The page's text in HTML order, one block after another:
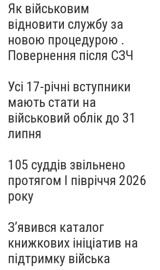
Як військовим
відновити службу за
новою процедурою .
Повернення після СЗЧ
Усі 17-річні вступники
мають стати на
військовий облік до 31
липня
105 суддів звільнено
протягом I півріччя 2026
року
З’явився каталог
книжкових ініціатив на
підтримку війська